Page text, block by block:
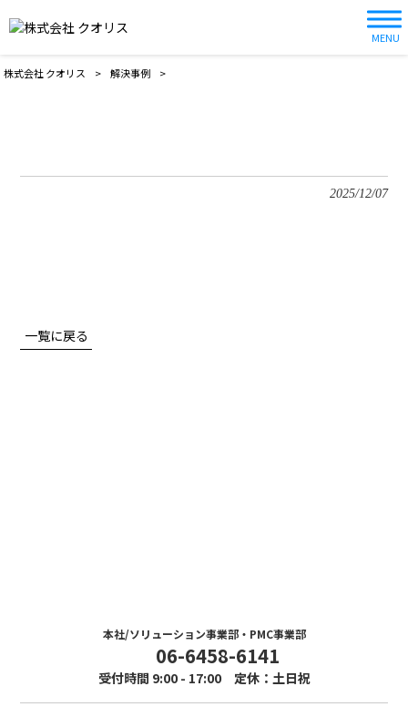
MENU
株式会社 クオリス > 解決事例 >
2025/12/07
一覧に戻る
本社/ソリューション事業部・PMC事業部
06-6458-6141
受付時間 9:00 - 17:00 定休：土日祝